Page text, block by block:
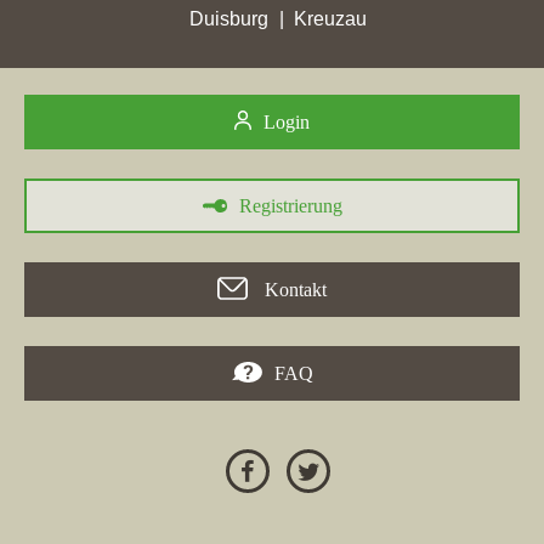
30.05.2026
AIGNER IMMOBILIEN GMBH
erreichte in der Zeit vom 24.04.2026 bis 30.05.2026 mehrere
Grafing bei München
konnte die Immobilienfirma ihre Stadtpunkte um 1,67
aus Penzberg erreichte in dieser Zeit die Top 5
Plätze. Insgesamt zeigen die aktuellen Rankings, dass die
Duisburg Kreuzau
Login
Registrierung
Kontakt
FAQ